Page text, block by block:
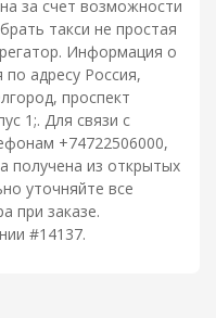
за счет возможности
такси не простая
Информация о
по адресу Россия,
проспект
1;. Для связи с
+74722506000,
получена из открытых
уточняйте все
при заказе.
#14137.